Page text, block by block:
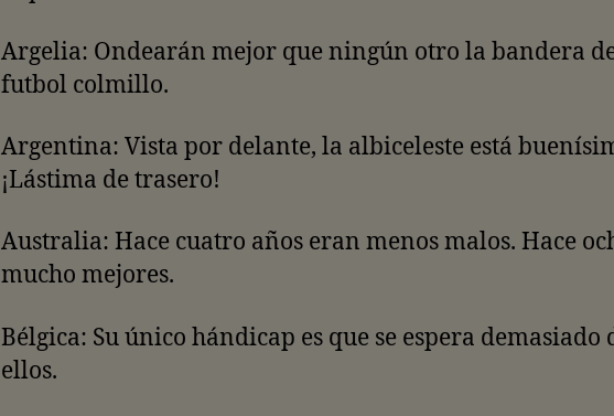
Argelia: Ondearán mejor que ningún otro la bandera
futbol colmillo.
Argentina: Vista por delante, la albiceleste está
¡Lástima de trasero!
Australia: Hace cuatro años eran menos malos. Hace
mucho mejores.
Bélgica: Su único hándicap es que se espera demasiado
ellos.